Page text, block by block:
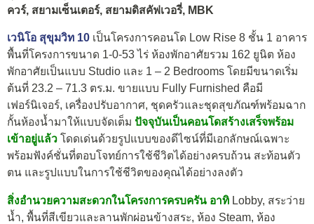
ควร์, สยามเซ็นเตอร์, สยามดิสคัฟเวอรี่, MBK
เวนิโอ สุขุมวิท 10 เป็นโครงการคอนโด Low Rise 8 ชั้น 1 อาคาร
พื้นที่โครงการขนาด 1-0-53 ไร่ ห้องพักอาศัยรวม 162 ยูนิต ห้อง
พักอาศัยเป็นแบบ Studio และ 1 – 2 Bedrooms โดยมีขนาดเริ่ม
ต้นที่ 23.2 – 71.3 ตร.ม. ขายแบบ Fully Furnished คือมี
เฟอร์นิเจอร์, เครื่องปรับอากาศ, ชุดครัวและชุดสุขภัณฑ์พร้อมฉาก
กั้นห้องน้ำมาให้แบบจัดเต็ม ปัจจุบันเป็นคอนโดสร้างเสร็จพร้อม
เข้าอยู่แล้ว โดดเด่นด้วยรูปแบบของดีไซน์ที่มีเอกลักษณ์เฉพาะ
พร้อมฟังค์ชั่นที่ตอบโจทย์การใช้ชีวิตได้อย่างครบถ้วน สะท้อนตัว
ตน และรูปแบบในการใช้ชีวิตของคุณได้อย่างลงตัว
สิ่งอำนวยความสะดวกในโครงการครบครัน อาทิ Lobby, สระว่าย
น้ำ, พื้นที่สีเขียวและลานพักผ่อนข้างสระ, ห้อง Steam, ห้อง